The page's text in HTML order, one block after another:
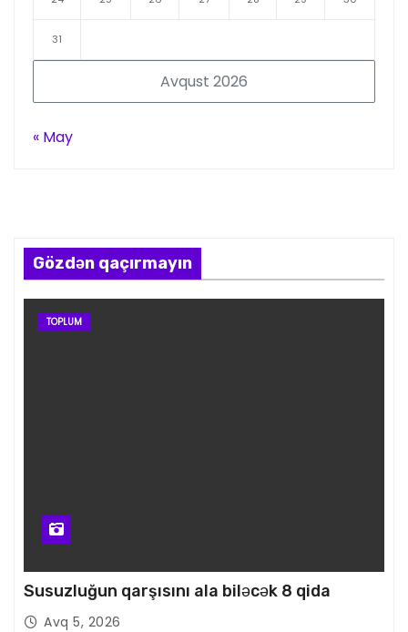
Avqust 2026
31
« May
Gözdən qaçırmayın
TOPLUM
Susuzluğun qarşısını ala biləcək 8 qida
Avq 5, 2026